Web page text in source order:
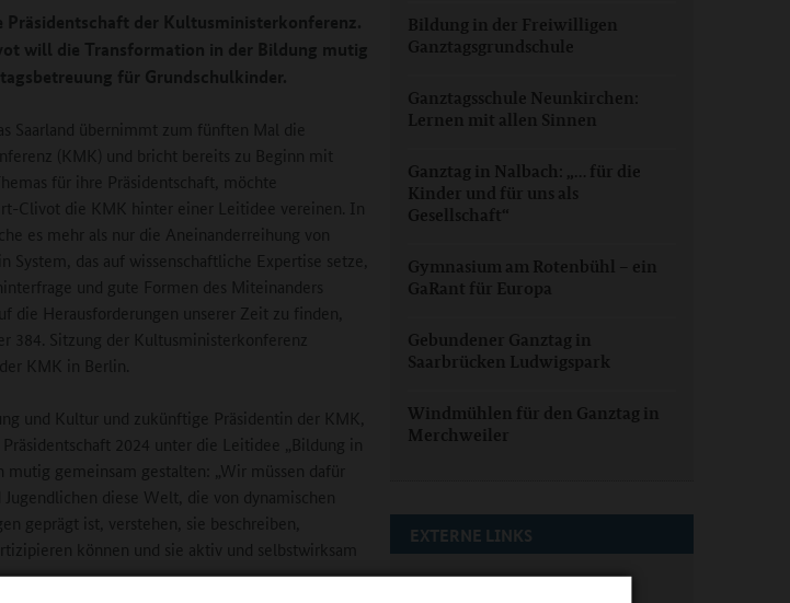
Präsidentschaft der Kultusministerkonferenz.
will die Transformation in der Bildung mutig
für Grundschulkinder.
Saarland übernimmt zum fünften Mal die
(KMK) und bricht bereits zu Beginn mit
für ihre Präsidentschaft, möchte
Clivot die KMK hinter einer Leitidee vereinen. In
es mehr als nur die Aneinanderreihung von
System, das auf wissenschaftliche Expertise setze,
und gute Formen des Miteinanders
die Herausforderungen unserer Zeit zu finden,
384. Sitzung der Kultusministerkonferenz
KMK in Berlin.
und Kultur und zukünftige Präsidentin der KMK,
2024 unter die Leitidee „Bildung in
gemeinsam gestalten: „Wir müssen dafür
Jugendlichen diese Welt, die von dynamischen
geprägt ist, verstehen, sie beschreiben,
können und sie aktiv und selbstwirksam
Bildung in der Freiwilligen
Ganztagsgrundschule
Ganztagsschule Neunkirchen:
Lernen mit allen Sinnen
Ganztag in Nalbach: „… für die
Kinder und für uns als
Gesellschaft“
Gymnasium am Rotenbühl – ein
GaRant für Europa
Gebundener Ganztag in
Saarbrücken Ludwigspark
Windmühlen für den Ganztag in
Merchweiler
EXTERNE LINKS